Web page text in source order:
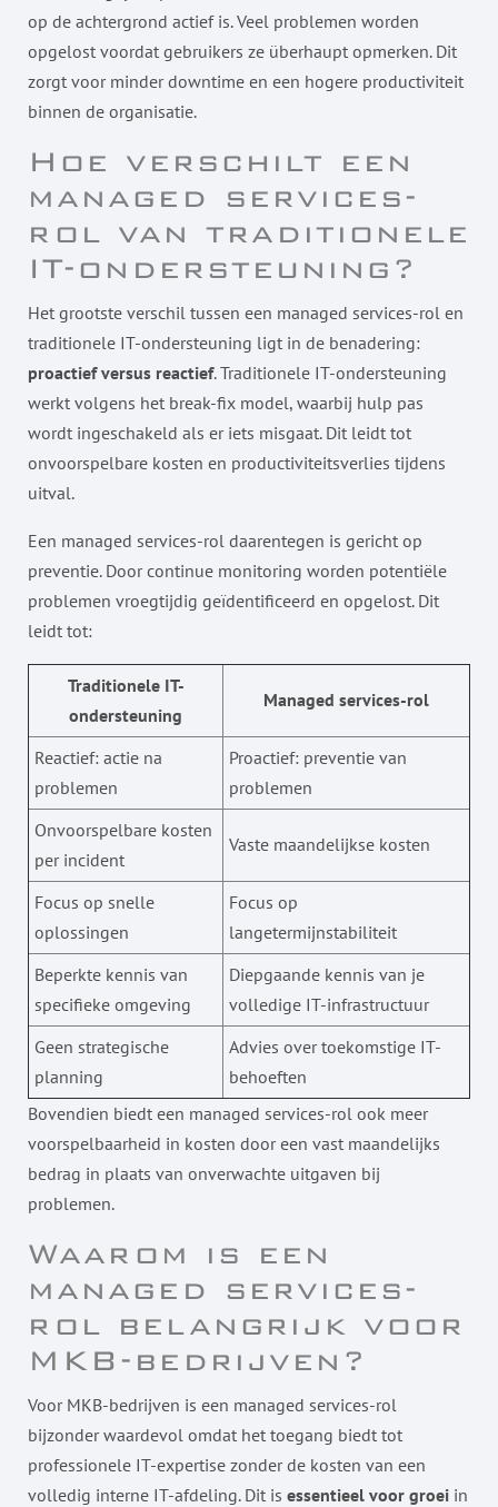
op de achtergrond actief is. Veel problemen worden
opgelost voordat gebruikers ze überhaupt opmerken. Dit
zorgt voor minder downtime en een hogere productiviteit
binnen de organisatie.
Hoe verschilt een
managed services-
rol van traditionele
IT-ondersteuning?
Het grootste verschil tussen een managed services-rol en
traditionele IT-ondersteuning ligt in de benadering:
proactief versus reactief. Traditionele IT-ondersteuning
werkt volgens het break-fix model, waarbij hulp pas
wordt ingeschakeld als er iets misgaat. Dit leidt tot
onvoorspelbare kosten en productiviteitsverlies tijdens
uitval.
Een managed services-rol daarentegen is gericht op
preventie. Door continue monitoring worden potentiële
problemen vroegtijdig geïdentificeerd en opgelost. Dit
leidt tot:
Traditionele IT-
ondersteuning
Managed services-rol
Reactief: actie na
problemen
Proactief: preventie van
problemen
Onvoorspelbare kosten
per incident
Vaste maandelijkse kosten
Focus op snelle
oplossingen
Focus op
langetermijnstabiliteit
Beperkte kennis van
specifieke omgeving
Diepgaande kennis van je
volledige IT-infrastructuur
Geen strategische
planning
Advies over toekomstige IT-
behoeften
Bovendien biedt een managed services-rol ook meer
voorspelbaarheid in kosten door een vast maandelijks
bedrag in plaats van onverwachte uitgaven bij
problemen.
Waarom is een
managed services-
rol belangrijk voor
MKB-bedrijven?
Voor MKB-bedrijven is een managed services-rol
bijzonder waardevol omdat het toegang biedt tot
professionele IT-expertise zonder de kosten van een
volledig interne IT-afdeling. Dit is essentieel voor groei in